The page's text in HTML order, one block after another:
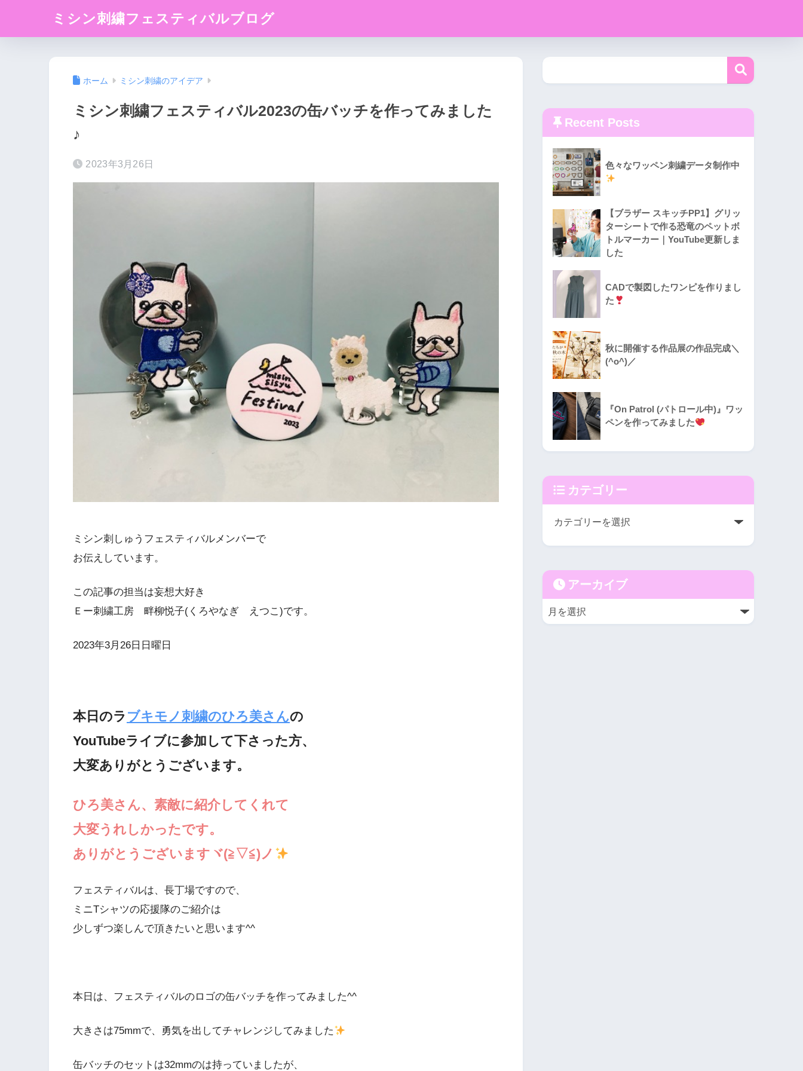
ミシン刺繍フェスティバルブログ
ホーム ミシン刺繍のアイデア
ミシン刺繍フェスティバル2023の缶バッチを作ってみました
♪
2023年3月26日
ミシン刺しゅうフェスティバルメンバーで
お伝えしています。
この記事の担当は妄想大好き
Ｅー刺繍工房 畔柳悦子(くろやなぎ えつこ)です。
2023年3月26日日曜日
本日のラ ブキモノ刺繍のひろ美さんの
YouTubeライブに参加して下さった方、
大変ありがとうございます。
ひろ美さん、素敵に紹介してくれて
大変うれしかったです。
ありがとうございますヾ(≧▽≦)ノ
フェスティバルは、長丁場ですので、
ミニTシャツの応援隊のご紹介は
少しずつ楽しんで頂きたいと思います^^
本日は、フェスティバルのロゴの缶バッチを作ってみました^^
大きさは75mmで、勇気を出してチャレンジしてみました
缶バッチのセットは32mmのは持っていましたが、
Recent Posts
色々なワッペン刺繍データ制作中
【ブラザー スキッチPP1】グリッ
ターシートで作る恐竜のペットボ
トルマーカー｜YouTube更新しま
した
CADで製図したワンピを作りまし
た
秋に開催する作品展の作品完成＼
(^o^)／
『On Patrol (パトロール中)』ワッ
ペンを作ってみました
カテゴリー
アーカイブ